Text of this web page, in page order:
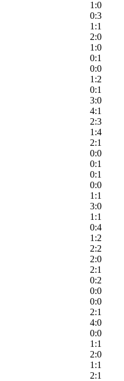
1:0
0:3
1:1
2:0
1:0
0:1
0:0
1:2
0:1
3:0
4:1
2:3
1:4
2:1
0:0
0:1
0:1
0:0
1:1
3:0
1:1
0:4
1:2
2:2
2:0
2:1
0:2
0:0
0:0
2:1
4:0
0:0
1:1
2:0
1:1
2:1